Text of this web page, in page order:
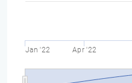
Jan '22 Apr '22